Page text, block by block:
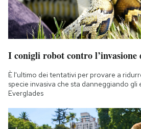
I conigli robot contro
È l'ultimo dei tentativi per provare a
specie invasiva che sta danneggiando gli
Everglades